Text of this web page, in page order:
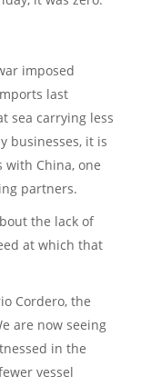
imposed
last
sea carrying less
businesses, it is
with China, one
partners.
the lack of
at which that
Cordero, the
are now seeing
in the
vessel